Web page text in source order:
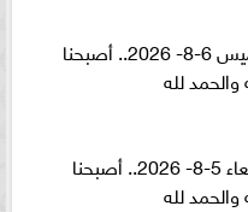
أذكار الصباح الخميس 6-8- 2026.. أصبحنا
لله
أذكار الصباح الأربعاء 5-8- 2026.. أصبحنا
لله